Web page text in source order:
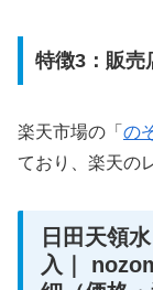
特徴3：販売
楽天市場の「 の
ており、楽天の
日田天領
入｜